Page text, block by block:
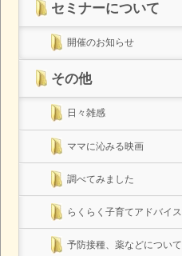
セミナーについて
開催のお知らせ
その他
日々雑感
ママに沁みる映画
調べてみました
らくらく子育てアドバイス
予防接種、薬などについて